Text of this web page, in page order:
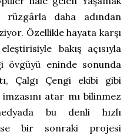
rüzgârla daha adından
Özellikle hayata karşı
bakış açısıyla
övgüyü eninde sonunda
Çalgı Çengi ekibi gibi
atar mı bilinmez
bu denli hızlı
bir sonraki projesi